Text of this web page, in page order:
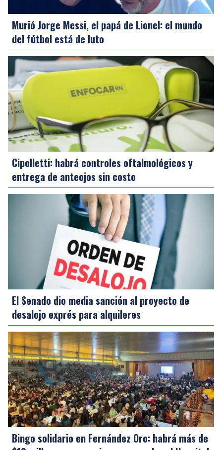
Murió Jorge Messi, el papá de Lionel: el mundo
del fútbol está de luto
Cipolletti: habrá controles oftalmológicos y
entrega de anteojos sin costo
El Senado dio media sanción al proyecto de
desalojo exprés para alquileres
Bingo solidario en Fernández Oro: habrá más de